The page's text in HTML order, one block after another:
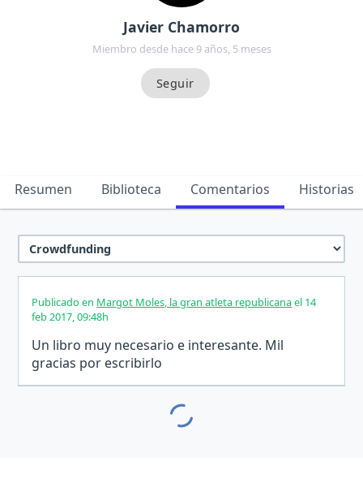
Javier Chamorro
Miembro desde hace 9 años, 5 meses
Resumen Biblioteca Comentarios Historias
Publicado en Margot Moles, la gran atleta republicanael 14
feb 2017, 09:48h
Un libro muy necesario e interesante. Mil
gracias por escribirlo